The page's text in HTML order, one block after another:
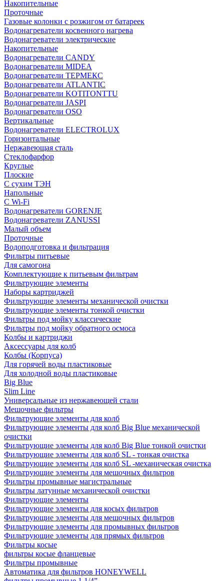
Накопительные
Проточные
Газовые колонки с розжигом от батареек
Водонагреватели косвенного нагрева
Водонагреватели электрические
Накопительные
Водонагреватели CANDY
Водонагреватели MIDEA
Водонагреватели ТЕРМЕКС
Водонагреватели ATLANTIC
Водонагреватели KOTITONTTU
Водонагреватели JASPI
Водонагреватели OSO
Вертикальные
Водонагреватели ELECTROLUX
Горизонтальные
Нержавеющая сталь
Стеклофарфор
Круглые
Плоские
С сухим ТЭН
Напольные
С Wi-Fi
Водонагреватели GORENJE
Водонагреватели ZANUSSI
Малый объем
Проточные
Водоподготовка и фильтрация
Фильтры питьевые
Для самогона
Комплектующие к питьевым фильтрам
Фильтрующие элементы
Наборы картриджей
Фильтрующие элементы механической очистки
Фильтрующие элементы тонкой очистки
Фильтры под мойку классические
Фильтры под мойку обратного осмоса
Колбы и картриджи
Аксессуары для колб
Колбы (Корпуса)
Для горячей воды пластиковые
Для холодной воды пластиковые
Big Blue
Slim Line
Универсальные из нержавеющей стали
Мешочные фильтры
Фильтрующие элементы для колб
Фильтрующие элементы для колб Big Blue механической
очистки
Фильтрующие элементы для колб Big Blue тонкой очистки
Фильтрующие элементы для колб SL - тонкая очистка
Фильтрующие элементы для колб SL -механическая очистка
Фильтрующие элементы для мешочных фильтров
Фильтры промывные магистральные
Фильтры латунные механической очистки
Фильтрующие элементы
Фильтрующие элементы для косых фильтров
Фильтрующие элементы для мешочных фильтров
Фильтрующие элементы для промывных фильтров
Фильтрующие элементы для прямых фильтров
Фильтры косые
фильтры косые фланцевые
Фильтры промывные
Автоматика для фильтров HONEYWELL